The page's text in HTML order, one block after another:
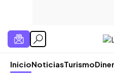
InicioNoticiasTurismo